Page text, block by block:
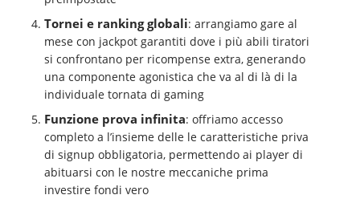
Tornei e ranking globali: arrangiamo gare al
mese con jackpot garantiti dove i più abili tiratori
si confrontano per ricompense extra, generando
una componente agonistica che va al di là di la
individuale tornata di gaming
Funzione prova infinita: offriamo accesso
completo a l’insieme delle le caratteristiche priva
di signup obbligatoria, permettendo ai player di
abituarsi con le nostre meccaniche prima
investire fondi vero